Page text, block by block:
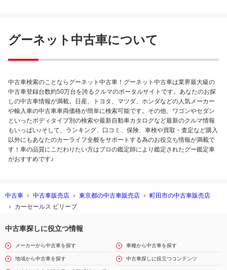
グーネット中古車について
中古車検索のことならグーネット中古車！グーネット中古車は業界最大級の
中古車登録台数約50万台を誇るクルマのポータルサイトです。あなたのお探
しの中古車情報が満載。日産、トヨタ、マツダ、ホンダなどの人気メーカー
や輸入車の中古車車両価格が簡単に検索可能です。その他、ワゴンやセダン
といったボディタイプ別の検索や最新自動車カタログなど最新のクルマ情報
もいっぱい♪そして、ランキング、口コミ、保険、車検や買取・査定など購入
以外にもあなたのカーライフ全般をサポートする為のお役立ち情報が満載で
す！車の品質にこだわりたい方はプロの鑑定師により鑑定されたグー鑑定車
がおすすめです♪
中古車 中古車販売店 東京都の中古車販売店
町田市の中古車販売店
カーセールス ビリーブ
中古車探しに役立つ情報
メーカーから中古車を探す 車種から中古車を探す
地域から中古車を探す 中古車探しに役立つコンテンツ